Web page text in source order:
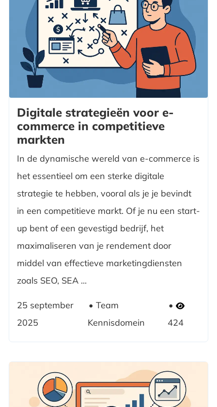
Digitale strategieën voor e-
commerce in competitieve
markten
In de dynamische wereld van e-commerce is
het essentieel om een sterke digitale
strategie te hebben, vooral als je je bevindt
in een competitieve markt. Of je nu een start-
up bent of een gevestigd bedrijf, het
maximaliseren van je rendement door
middel van effectieve marketingdiensten
zoals SEO, SEA ...
25 september
2025
Team
Kennisdomein
424